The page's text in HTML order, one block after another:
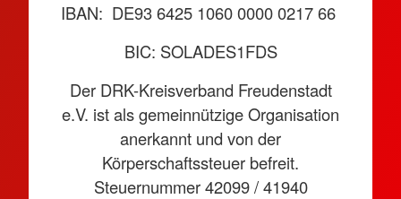
IBAN: DE93 6425 1060 0000 0217 66
BIC: SOLADES1FDS
Der DRK-Kreisverband Freudenstadt
e.V. ist als gemeinnützige Organisation
anerkannt und von der
Körperschaftssteuer befreit.
Steuernummer 42099 / 41940